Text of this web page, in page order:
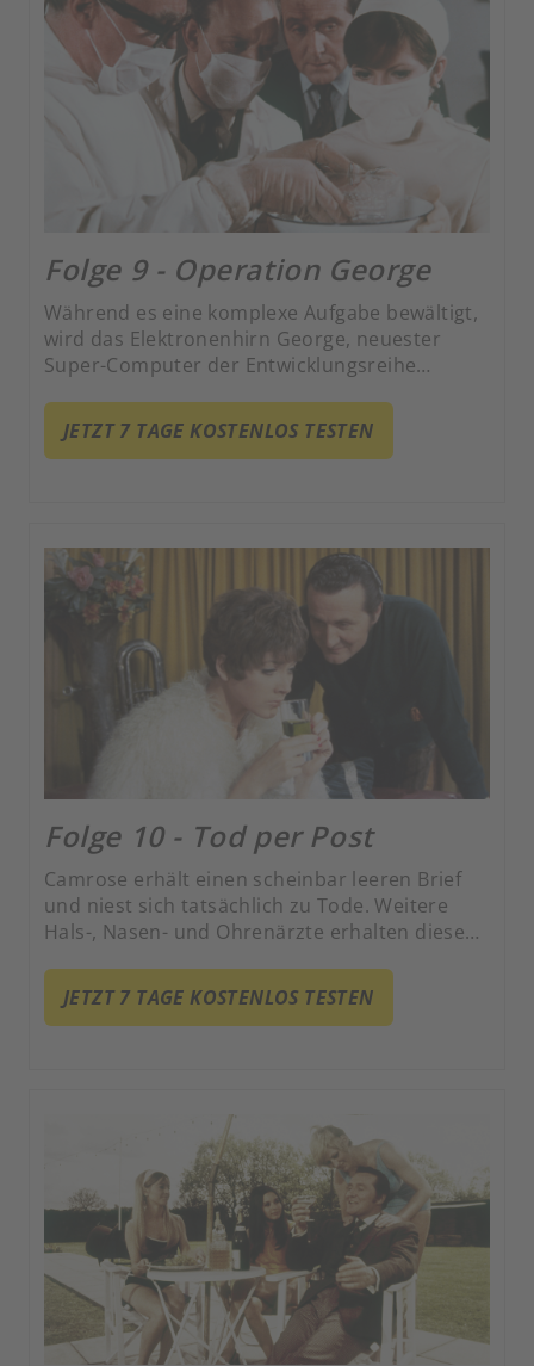
Folge 9 - Operation George
Während es eine komplexe Aufgabe bewältigt,
wird das Elektronenhirn George, neuester
Super-Computer der Entwicklungsreihe
Attentäter fies angeschossen. In den letzten
Zügen spuckt der recht sperrige
JETZT 7 TAGE KOSTENLOS TESTEN
Folge 10 - Tod per Post
Camrose erhält einen scheinbar leeren Brief
und niest sich tatsächlich zu Tode. Weitere
Hals-, Nasen- und Ohrenärzte erhalten diese
JETZT 7 TAGE KOSTENLOS TESTEN